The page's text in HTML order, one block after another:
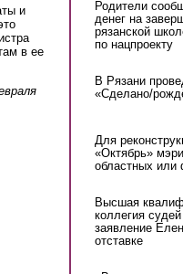
и
в ее
Родители
денег на
рязанской
по нацпроекту
В Рязани
«Сделано/
Для
«Октябрь»
областных или
Высшая
коллегия
заявление
отставке